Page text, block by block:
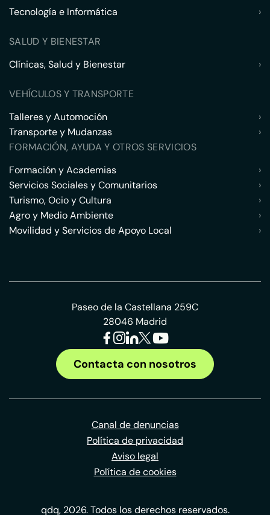
Tecnología e Informática
›
SALUD Y BIENESTAR
Clínicas, Salud y Bienestar
›
VEHÍCULOS Y TRANSPORTE
Talleres y Automoción
›
Transporte y Mudanzas
›
FORMACIÓN, AYUDA Y OTROS SERVICIOS
Formación y Academias
›
Servicios Sociales y Comunitarios
›
Turismo, Ocio y Cultura
›
Agro y Medio Ambiente
›
Movilidad y Servicios de Apoyo Local
›
Paseo de la Castellana 259C
28046 Madrid
Contacta con nosotros
Canal de denuncias
Política de privacidad
Aviso legal
Política de cookies
qdq, 2026. Todos los derechos reservados.